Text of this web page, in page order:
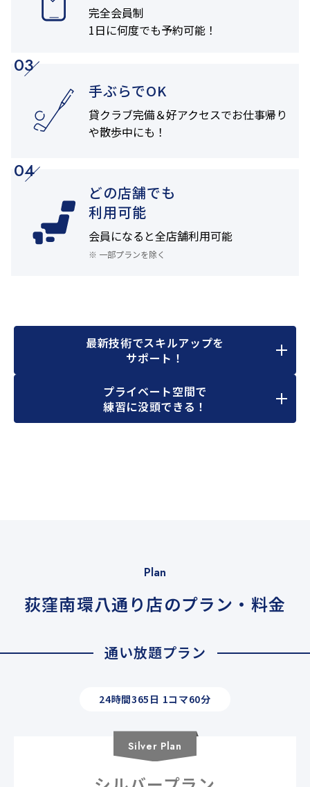
完全会員制
1日に何度でも予約可能！
03
手ぶらでOK
貸クラブ完備＆好アクセスでお仕事帰り
や散歩中にも！
04
どの店舗でも
利用可能
会員になると全店舗利用可能
※ 一部プランを除く
最新技術でスキルアップを
サポート！
プライベート空間で
練習に没頭できる！
Plan
荻窪南環八通り店のプラン・料金
通い放題プラン
24時間365日 1コマ60分
Silver Plan